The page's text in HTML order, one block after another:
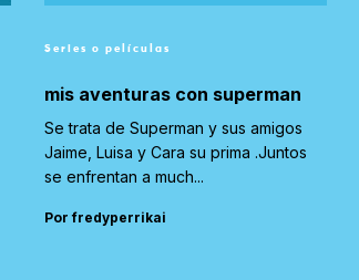
Series o películas
mis aventuras con superman
Se trata de Superman y sus amigos
Jaime, Luisa y Cara su prima .Juntos
se enfrentan a much...
Por fredyperrikai